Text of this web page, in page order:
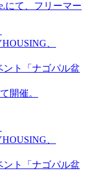
にて、フリーマー
、
ト「ナゴパル盆
開催。
、
ト「ナゴパル盆